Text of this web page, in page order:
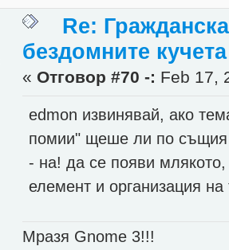
Re:
бездомните кучета
« Отговор #70 -: Feb 17,
edmon извинявай, ако
помии" щеше ли по същия
- на! да се появи
елемент и организация на
Мразя Gnome 3!!!